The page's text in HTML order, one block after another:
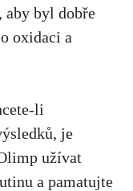
aby byl dobře
oxidaci a
li
je
užívat
a pamatujte